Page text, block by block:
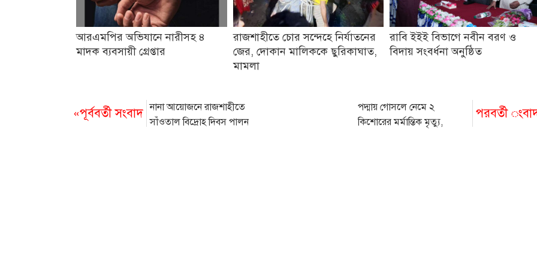
আরএমপির অভিযানে নারীসহ ৪
মাদক ব্যবসায়ী গ্রেপ্তার
রাজশাহীতে চোর সন্দেহে নির্যাতনের
জের, দোকান মালিককে ছুরিকাঘাত,
মামলা
রাবি ইইই বিভাগে নবীন বরণ ও
বিদায় সংবর্ধনা অনুষ্ঠিত
«পূর্ববর্তী সংবাদ নানা আয়োজনে রাজশাহীতে
সাঁওতাল বিদ্রোহ দিবস পালন
পরবর্তী
পদ্মায় গোসলে নেমে ২
কিশোরের মর্মান্তিক মৃত্যু,